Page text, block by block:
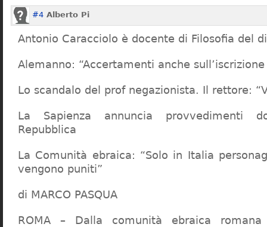
#4 Alberto Pi
Antonio Caracciolo è docente di Filosofia del
Alemanno: “Accertamenti anche
Lo scandalo del prof negazionista. Il rettore:
La Sapienza annuncia provvedimenti
Repubblica
La Comunità ebraica: “Solo in Italia
vengono puniti”
di MARCO PASQUA
ROMA – Dalla comunità ebraica